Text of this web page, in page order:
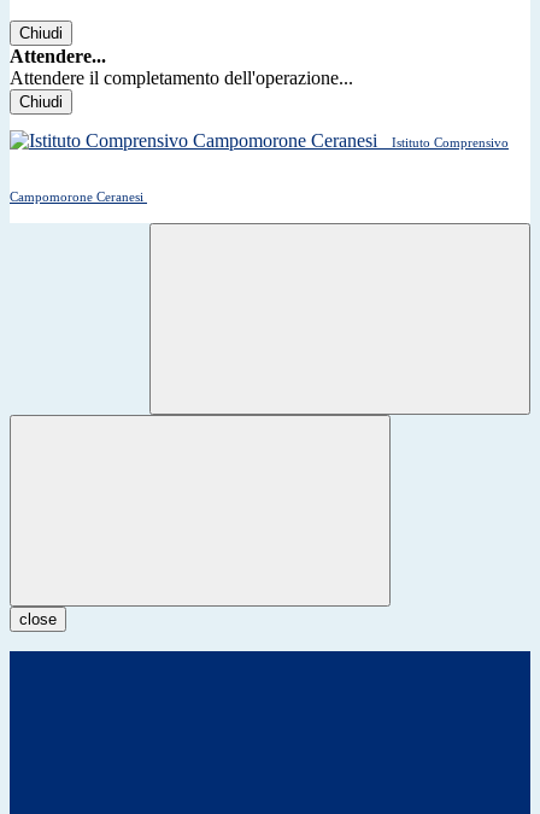
Chiudi
Attendere...
Attendere il completamento dell'operazione...
Chiudi
Istituto Comprensivo
Campomorone Ceranesi
close